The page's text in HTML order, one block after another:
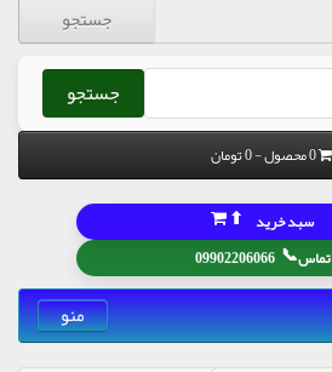
جستجو
جستجو
0 محصول - 0 تومان
تماس📞
09902206066
سبد خرید ⬆
منو